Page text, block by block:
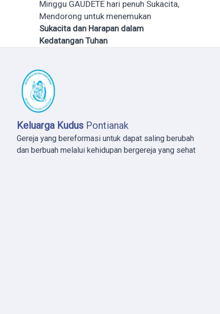
Minggu GAUDETE hari penuh Sukacita,
Mendorong untuk menemukan
Sukacita dan Harapan dalam
Kedatangan Tuhan
Keluarga Kudus Pontianak
Gereja yang bereformasi untuk dapat saling berubah
dan berbuah melalui kehidupan bergereja yang sehat